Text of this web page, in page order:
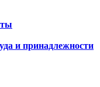
и принадлежности